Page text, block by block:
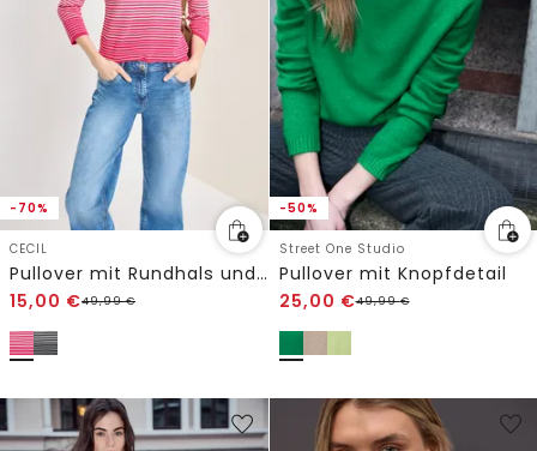
-70%
CECIL
Pullover mit Rundhals und Streifen
15,00 €49,99€
-50%
Street One Studio
Pullover mit Knopfdetail
25,00 €49,99€